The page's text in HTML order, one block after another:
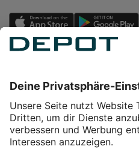
Service
Über DEPOT